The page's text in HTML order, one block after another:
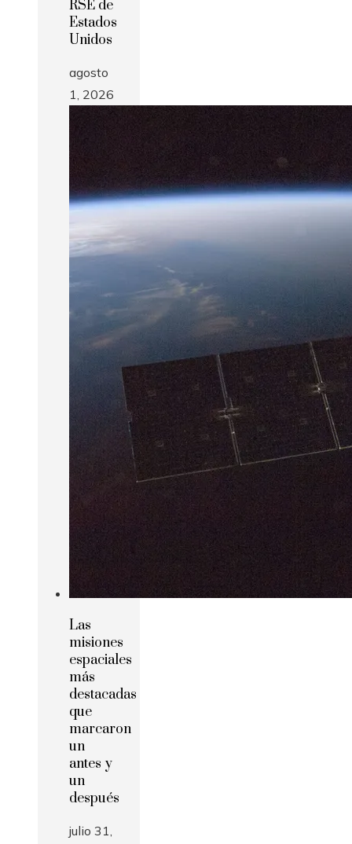
RSE de
Estados
Unidos
agosto
1, 2026
Las
misiones
espaciales
más
destacadas
que
marcaron
un
antes y
un
después
julio 31,